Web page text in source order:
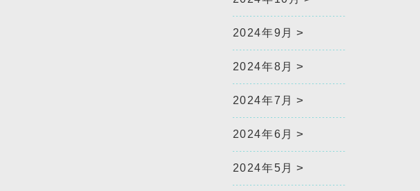
2024年9月
2024年8月
2024年7月
2024年6月
2024年5月